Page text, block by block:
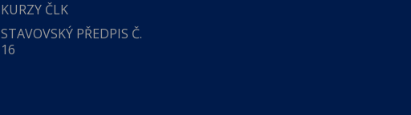
KURZY ČLK
STAVOVSKÝ PŘEDPIS Č.
16